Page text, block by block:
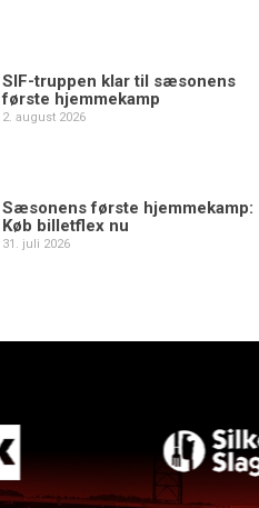
SIF-truppen klar til sæsonens
første hjemmekamp
2. august 2026
Sæsonens første hjemmekamp:
Køb billetflex nu
31. juli 2026